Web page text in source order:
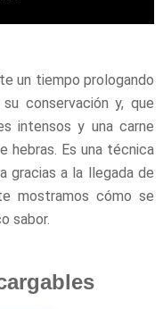
un tiempo prologando
conservación y, que
intensos y una carne
hebras. Es una técnica
gracias a la llegada de
mostramos cómo se
sabor.